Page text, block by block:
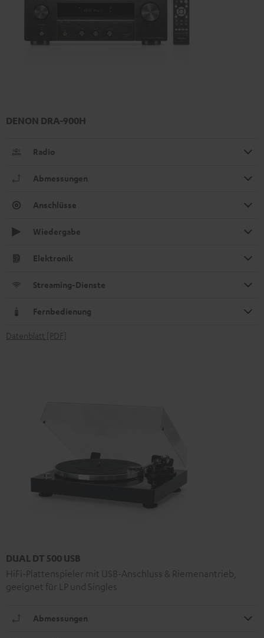
DENON DRA-900H
Radio
Abmessungen
Anschlüsse
Wiedergabe
Elektronik
Streaming-Dienste
Fernbedienung
Datenblatt [PDF]
DUAL DT 500 USB
HiFi-Plattenspieler mit USB-Anschluss & Riemenantrieb,
geeignet für LP und Singles
Abmessungen